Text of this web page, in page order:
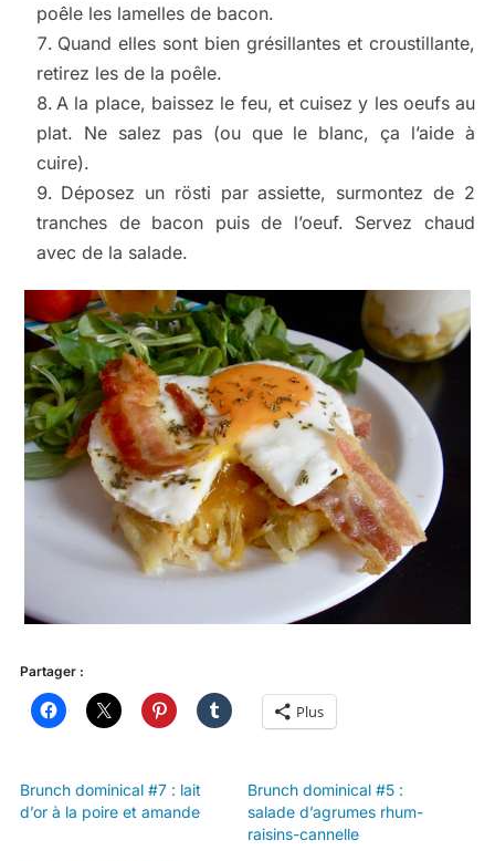
poêle les lamelles de bacon.
Quand elles sont bien grésillantes et croustillante,
retirez les de la poêle.
A la place, baissez le feu, et cuisez y les oeufs au
plat. Ne salez pas (ou que le blanc, ça l’aide à
cuire).
Déposez un rösti par assiette, surmontez de 2
tranches de bacon puis de l’oeuf. Servez chaud
avec de la salade.
Partager :
Plus
Brunch dominical #7 : lait
d’or à la poire et amande
Brunch dominical #5 :
salade d’agrumes rhum-
raisins-cannelle